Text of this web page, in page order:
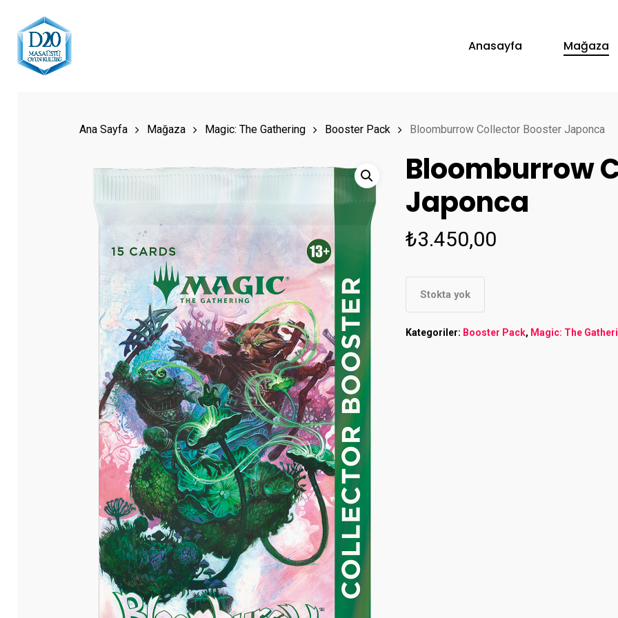
content
Anasayfa Mağaza
Ana Sayfa Mağaza Magic: The Gathering Booster Pack Bloomburrow Collector Booster Japonca
Bloomburrow
Japonca
₺3.450,00
Stokta yok
Kategoriler: Booster Pack, Magic: The